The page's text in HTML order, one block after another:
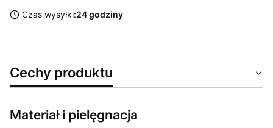
Czas wysyłki:24 godziny
Cechy produktu
Materiał i pielęgnacja